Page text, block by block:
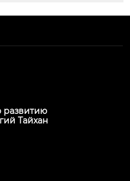
развитию
Тайхан